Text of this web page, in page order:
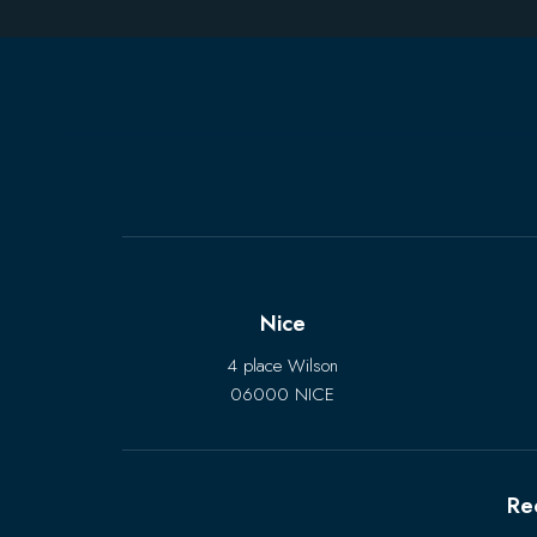
Nice
4 place Wilson
06000 NICE